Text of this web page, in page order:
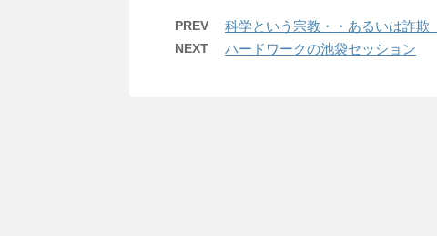
PREV 科学という宗教・・あるいは詐欺
NEXT ハードワークの池袋セッション